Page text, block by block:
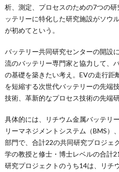
析、測定、プロセスのための7つの
ッテリーに特化した研究施設がソウ
が初めてという。
バッテリー共同研究センターの開設
流のバッテリー専門家と協力して、
の基礎を築きたい考え。EVの走行距
を短縮する次世代バッテリーの先端
技術、革新的なプロセス技術の先端
具体的には、リチウム金属バッテリ
リーマネジメントシステム（BMS）
部門で、合計22の共同研究プロジェ
学の教授と修士・博士レベルの合計
研究プロジェクトのうち14は、リチ